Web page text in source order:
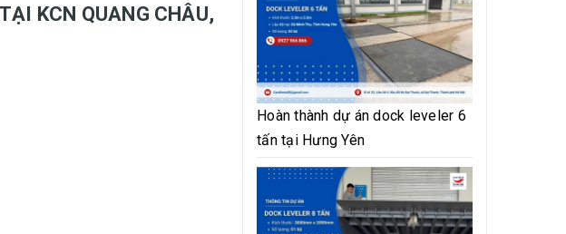
KCN QUANG CHÂU,
Hoàn thành dự án dock leveler 6
tấn tại Hưng Yên